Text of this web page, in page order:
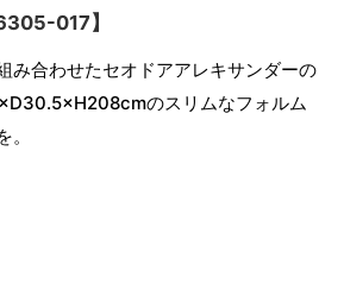
017】
み合わせたセオドアアレキサンダーの
のスリムなフォルム